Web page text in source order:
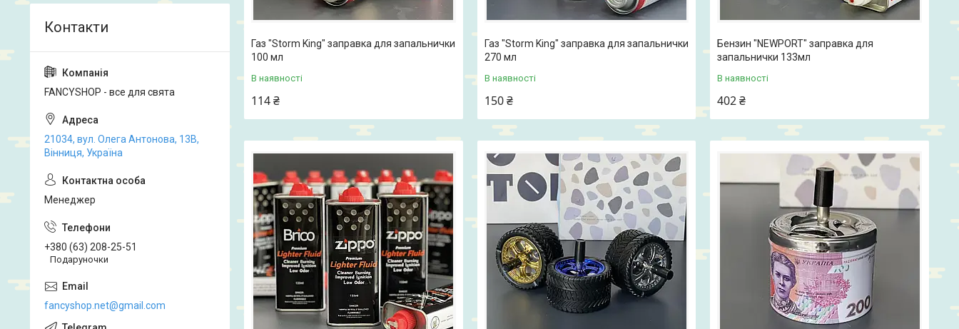
Газ "Storm King" заправка для запальнички
100 мл
В наявності
114 ₴
Газ "Storm King" заправка для запальнички
270 мл
В наявності
150 ₴
Бензин "NEWPORT" заправка для
запальнички 133мл
В наявності
402 ₴
FANCYSHOP - все для свята
21034, вул. Олега Антонова, 13В,
Вінниця, Україна
Менеджер
+380 (63) 208-25-51
Подаруночки
fancyshop.net@gmail.com